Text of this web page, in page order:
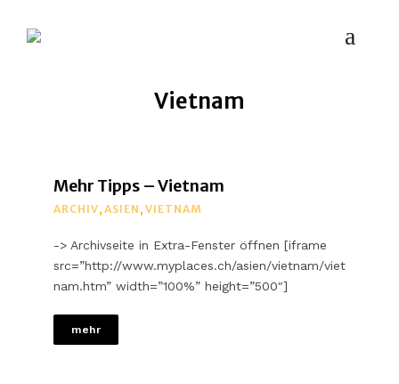
Vietnam
Mehr Tipps – Vietnam
ARCHIV, ASIEN , VIETNAM
-> Archivseite in Extra-Fenster öffnen [iframe
src=”http://www.myplaces.ch/asien/vietnam/viet
nam.htm” width=”100%” height=”500″]
mehr